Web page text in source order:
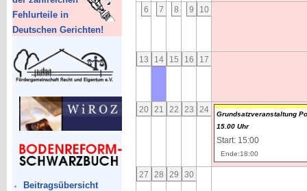
Fehlurteile in
Deutschen Gerichten!
Beitragsübersicht
6 7 8 9 10
13 14 15 16 17
20 21 22 23 24
Grundsatzveranstaltung
15.00 Uhr
Start: 15:00
Ende:18:00
27 28 29 30